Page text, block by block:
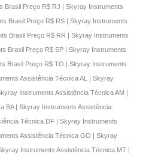
Brasil Preço R$ RJ | Skyray Instruments
Brasil Preço R$ RS | Skyray Instruments
Brasil Preço R$ RR | Skyray Instruments
Brasil Preço R$ SP | Skyray Instruments
Brasil Preço R$ TO | Skyray Instruments
Assistência Técnica AL | Skyray
Instruments Assistência Técnica AM |
BA | Skyray Instruments Assistência
Técnica DF | Skyray Instruments
Assistência Técnica GO | Skyray
Instruments Assistência Técnica MT |